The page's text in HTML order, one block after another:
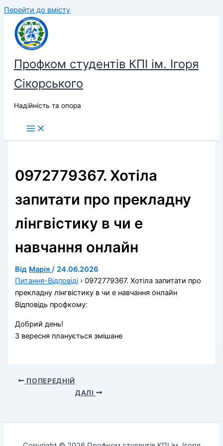
Перейти до вмісту
Профком студентів КПІ ім. Ігоря
Сікорського
Надійність та опора
0972779367. Хотіла
запитати про прекладну
лінгвістику в чи е
навчання онлайн
Від Марія/ 24.06.2026
Питання-Відповіді ›0972779367. Хотіла запитати про
прекладну лінгвістику в чи е навчання онлайн
Відповідь профкому:
Добрий день!
З вересня планується змішане
ПОПЕРЕДНІЙ
ДАЛІ